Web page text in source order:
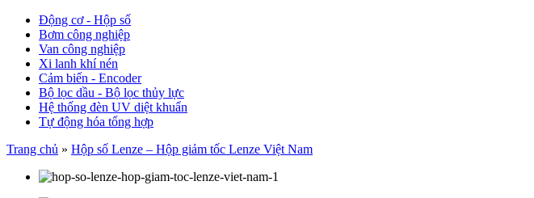
Động cơ - Hộp số
Bơm công nghiệp
Van công nghiệp
Xi lanh khí nén
Cảm biến - Encoder
Bộ lọc dầu - Bộ lọc thủy lực
Hệ thống đèn UV diệt khuẩn
Tự động hóa tổng hợp
Trang chủ » Hộp số Lenze – Hộp giảm tốc Lenze Việt Nam